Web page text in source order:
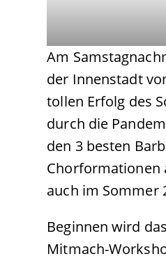
Am
der Innenstadt
tollen Erfolg des
durch die
den 3 besten
Chorformationen
auch im Sommer
Beginnen wird
Mitmach-